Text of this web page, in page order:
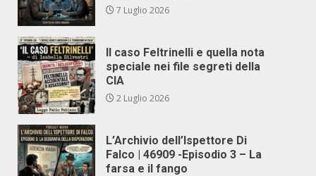
7 Luglio 2026
Il caso Feltrinelli e quella nota
speciale nei file segreti della
CIA
2 Luglio 2026
L’Archivio dell’Ispettore Di
Falco | 46909 -Episodio 3 – La
farsa e il fango